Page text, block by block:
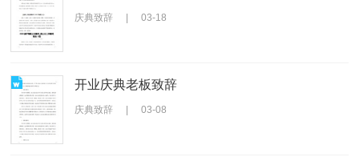
庆典致辞 | 03-18
开业庆典老板致辞
庆典致辞 | 03-08